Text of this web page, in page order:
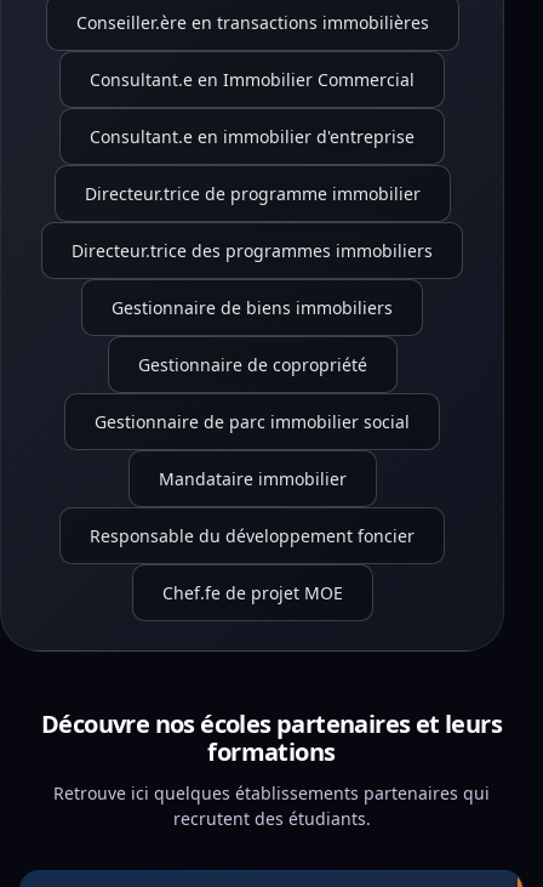
Conseiller.ère en transactions immobilières
Consultant.e en Immobilier Commercial
Consultant.e en immobilier d'entreprise
Directeur.trice de programme immobilier
Directeur.trice des programmes immobiliers
Gestionnaire de biens immobiliers
Gestionnaire de copropriété
Gestionnaire de parc immobilier social
Mandataire immobilier
Responsable du développement foncier
Chef.fe de projet MOE
Découvre nos écoles partenaires et leurs
formations
Retrouve ici quelques établissements partenaires qui
recrutent des étudiants.